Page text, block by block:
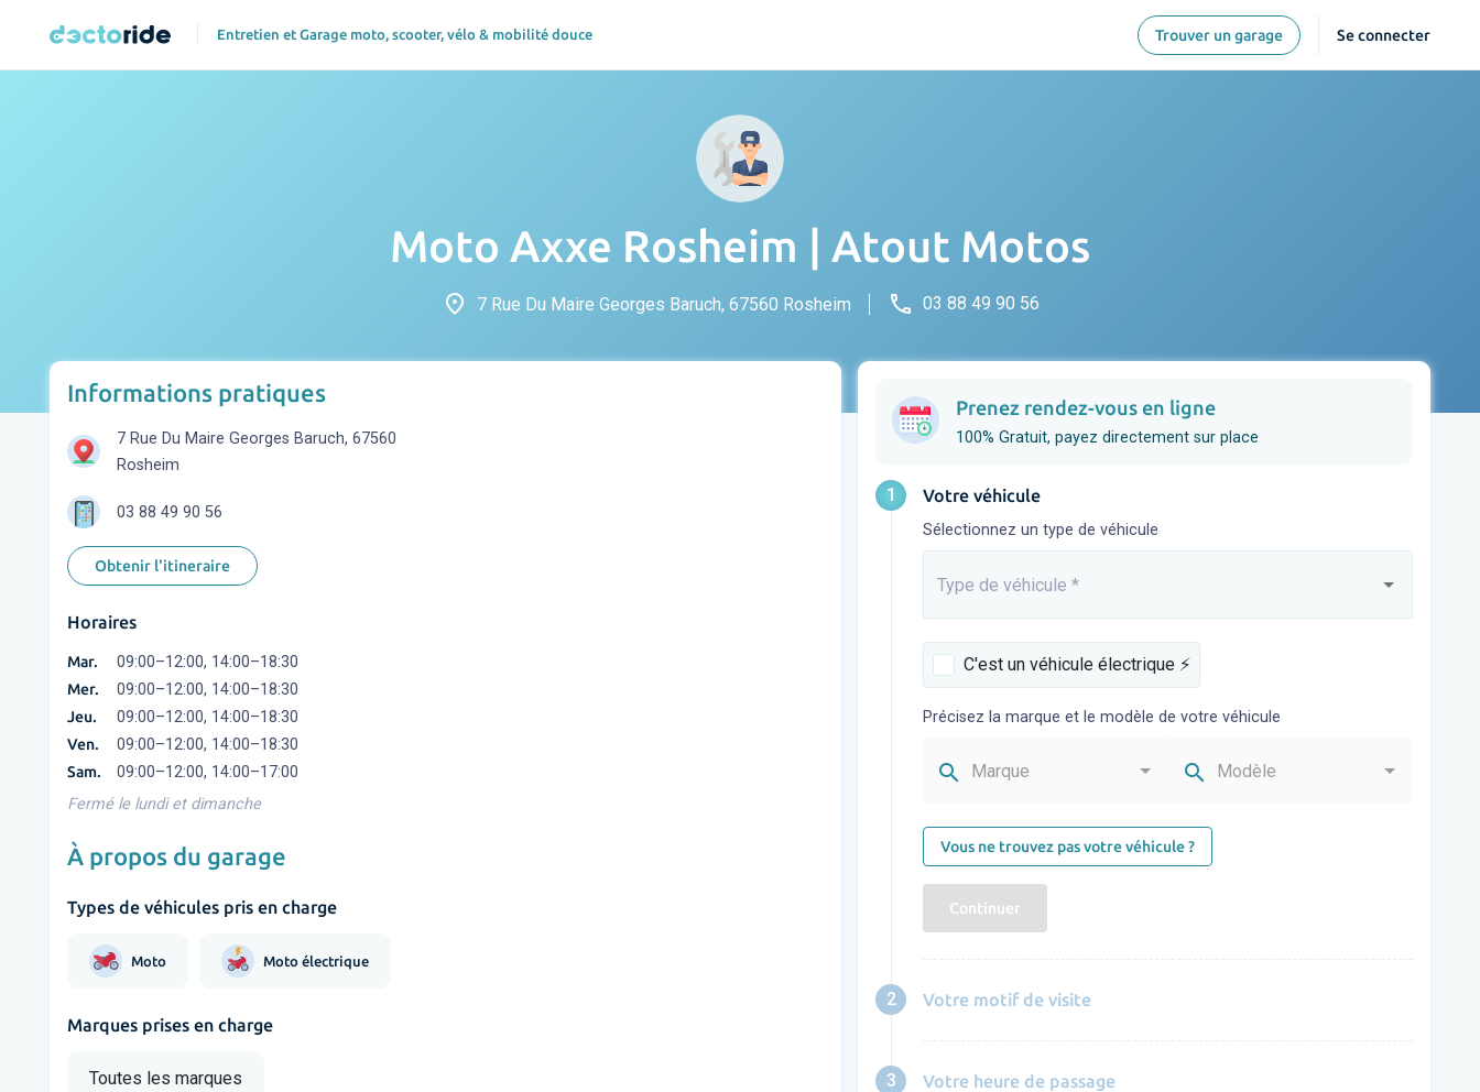
Entretien et Garage moto, scooter, vélo & mobilité douce Trouver un garage Se connecter
Moto Axxe Rosheim | Atout Motos
place 7 Rue Du Maire Georges Baruch, 67560 Rosheim phone 03 88 49 90 56
Informations pratiques
7 Rue Du Maire Georges Baruch, 67560
Rosheim
03 88 49 90 56
Obtenir l'itineraire
Horaires
Mar. 09:00–12:00, 14:00–18:30
Mer. 09:00–12:00, 14:00–18:30
Jeu. 09:00–12:00, 14:00–18:30
Ven. 09:00–12:00, 14:00–18:30
Sam.
09:00–12:00, 14:00–17:00
Fermé le lundi et dimanche
À propos du garage
Types de véhicules pris en charge
Moto Moto électrique
Marques prises en charge
Toutes les marques
Prenez rendez-vous en ligne
100% Gratuit, payez directement sur place
1 Votre véhicule
Sélectionnez un type de véhicule
Saisissez...
Type de véhicule *
C'est un véhicule électrique ⚡️
Précisez la marque et le modèle de votre véhicule
search Marque search Modèle
Vous ne trouvez pas votre véhicule ?
Continuer
2 Votre motif de visite
3 Votre heure de passage